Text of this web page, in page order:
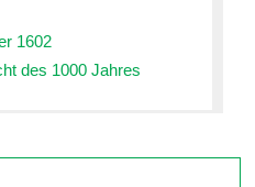
1602
des 1000 Jahres